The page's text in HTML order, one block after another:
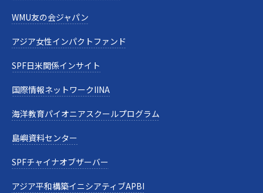
WMU友の会ジャパン
アジア女性インパクトファンド
SPF日米関係インサイト
国際情報ネットワークIINA
海洋教育パイオニアスクールプログラム
島嶼資料センター
SPFチャイナオブザーバー
アジア平和構築イニシアティブAPBI